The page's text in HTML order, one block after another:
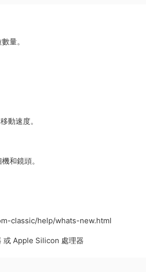
量。
動速度。
和鏡頭。
classic/help/whats-new.html
或 Apple Silicon 處理器